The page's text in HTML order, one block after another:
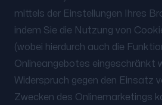
mittels der Einstellungen Ihres
indem Sie die Nutzung von
(wobei hierdurch auch die
Onlineangebotes eingeschränkt
Widerspruch gegen den Einsatz
Zwecken des Onlinemarketings